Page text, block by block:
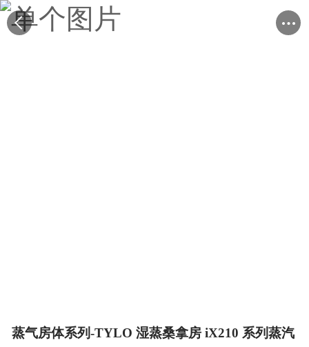
蒸气房体系列-TYLO 湿蒸桑拿房 iX210 系列蒸汽